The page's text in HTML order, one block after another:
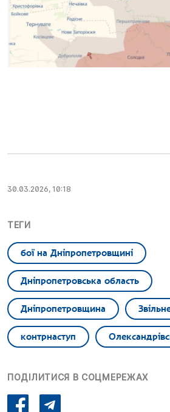
30.03.2026, 10:18
ТЕГИ
бої на Дніпропетровщині
Дніпропетровська область
Дніпропетровщина
контрнаступ
ПОДІЛИТИСЯ В СОЦМЕРЕЖАХ